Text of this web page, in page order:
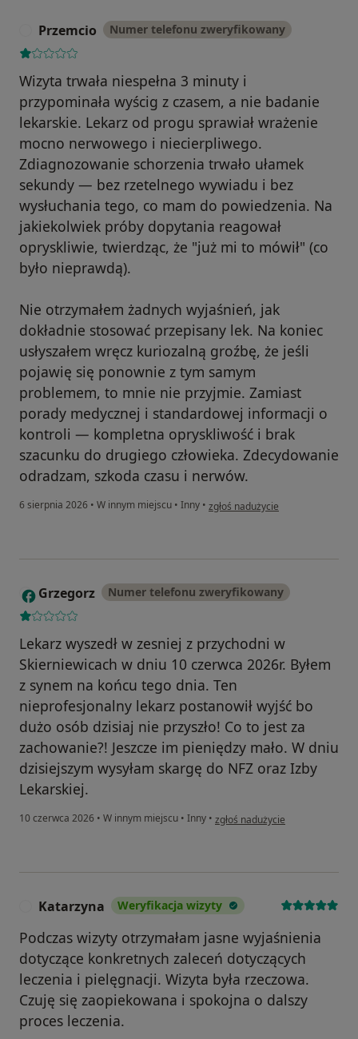
Przemcio Numer telefonu zweryfikowany
Wizyta trwała niespełna 3 minuty i
przypominała wyścig z czasem, a nie badanie
lekarskie. Lekarz od progu sprawiał wrażenie
mocno nerwowego i niecierpliwego.
Zdiagnozowanie schorzenia trwało ułamek
sekundy — bez rzetelnego wywiadu i bez
wysłuchania tego, co mam do powiedzenia. Na
jakiekolwiek próby dopytania reagował
opryskliwie, twierdząc, że "już mi to mówił" (co
było nieprawdą).
Nie otrzymałem żadnych wyjaśnień, jak
dokładnie stosować przepisany lek. Na koniec
usłyszałem wręcz kuriozalną groźbę, że jeśli
pojawię się ponownie z tym samym
problemem, to mnie nie przyjmie. Zamiast
porady medycznej i standardowej informacji o
kontroli — kompletna opryskliwość i brak
szacunku do drugiego człowieka. Zdecydowanie
odradzam, szkoda czasu i nerwów.
6 sierpnia 2026 • W innym miejscu • Inny • w opinii użytkownika Przemcio
zgłoś nadużycie
G Grzegorz Numer telefonu zweryfikowany
Lekarz wyszedł w zesniej z przychodni w
Skierniewicach w dniu 10 czerwca 2026r. Byłem
z synem na końcu tego dnia. Ten
nieprofesjonalny lekarz postanowił wyjść bo
dużo osób dzisiaj nie przyszło! Co to jest za
zachowanie?! Jeszcze im pieniędzy mało. W dniu
dzisiejszym wysyłam skargę do NFZ oraz Izby
Lekarskiej.
10 czerwca 2026 • W innym miejscu • Inny • w opinii użytkownika Grzegorz
zgłoś nadużycie
Katarzyna Weryfikacja wizyty
Podczas wizyty otrzymałam jasne wyjaśnienia
dotyczące konkretnych zaleceń dotyczących
leczenia i pielęgnacji. Wizyta była rzeczowa.
Czuję się zaopiekowana i spokojna o dalszy
proces leczenia.